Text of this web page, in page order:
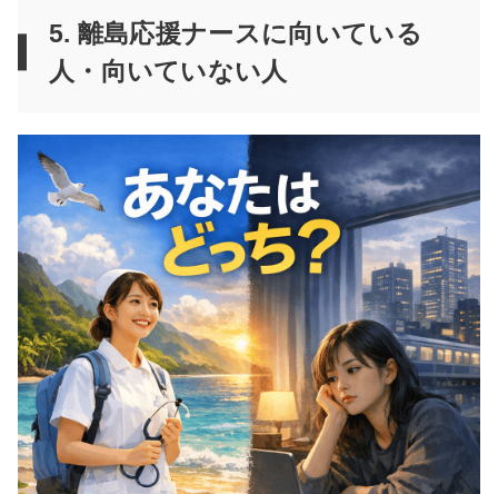
5. 離島応援ナースに向いている
人・向いていない人